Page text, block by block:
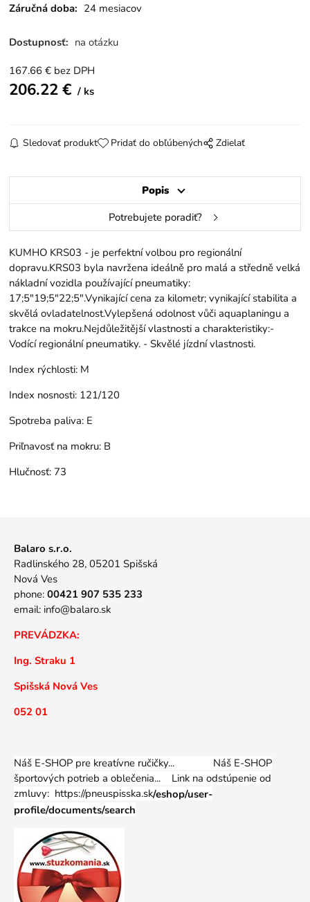
Záručná doba: 24 mesiacov
Dostupnosť: na otázku
167.66 € bez DPH
206.22€ ks
Sledovať produkt Pridať do obľúbených Zdielať
Popis
Potrebujete poradiť?
KUMHO KRS03 - je perfektní volbou pro regionální
dopravu.KRS03 byla navržena ideálně pro malá a středně velká
nákladní vozidla používající pneumatiky:
17;5"19;5"22;5".Vynikající cena za kilometr; vynikající stabilita a
skvělá ovladatelnost.Vylepšená odolnost vůči aquaplaningu a
trakce na mokru.Nejdůležitější vlastnosti a charakteristiky:-
Vodící regionální pneumatiky. - Skvělé jízdní vlastnosti.
Index rýchlosti: M
Index nosnosti: 121/120
Spotreba paliva: E
Priľnavosť na mokru: B
Hlučnosť: 73
Balaro s.r.o.
Radlinského 28, 05201 Spišská
Nová Ves
phone: 00421 907 535 233
email: info@balaro.sk
PREVÁDZKA:
Ing. Straku 1
Spišská Nová Ves
052 01
Náš E-SHOP pre kreatívne ručičky... Náš E-SHOP
športových potrieb a oblečenia... Link na odstúpenie od
zmluvy: https://pneuspisska.sk/eshop/user-
profile/documents/search